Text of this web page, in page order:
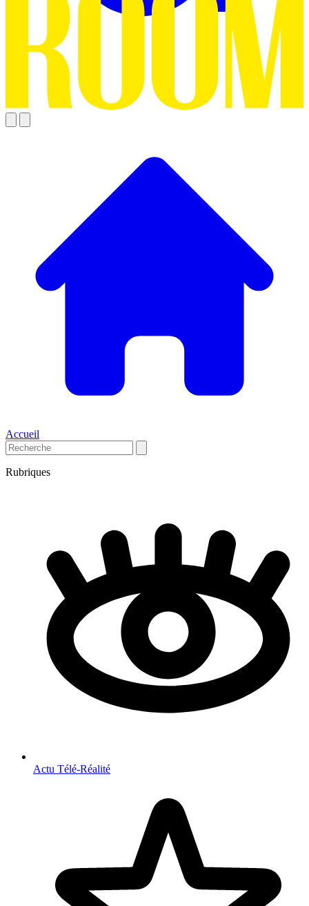
Accueil
Rubriques
Actu Télé-Réalité